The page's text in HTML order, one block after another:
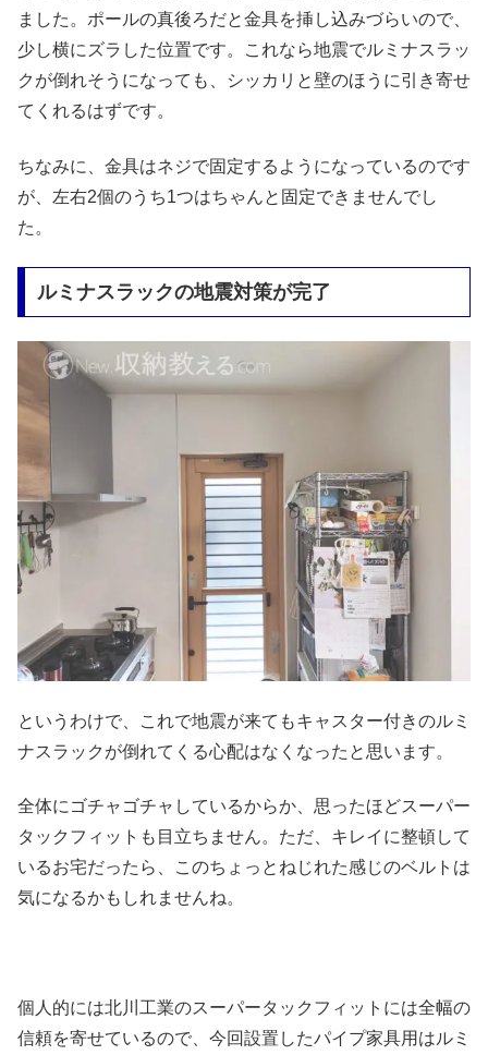
ました。ポールの真後ろだと金具を挿し込みづらいので、
少し横にズラした位置です。これなら地震でルミナスラッ
クが倒れそうになっても、シッカリと壁のほうに引き寄せ
てくれるはずです。
ちなみに、金具はネジで固定するようになっているのです
が、左右2個のうち1つはちゃんと固定できませんでし
た。
ルミナスラックの地震対策が完了
というわけで、これで地震が来てもキャスター付きのルミ
ナスラックが倒れてくる心配はなくなったと思います。
全体にゴチャゴチャしているからか、思ったほどスーパー
タックフィットも目立ちません。ただ、キレイに整頓して
いるお宅だったら、このちょっとねじれた感じのベルトは
気になるかもしれませんね。
個人的には北川工業のスーパータックフィットには全幅の
信頼を寄せているので、今回設置したパイプ家具用はルミ